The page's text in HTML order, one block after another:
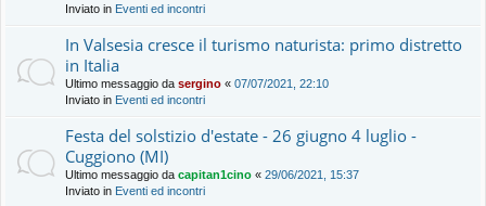
Inviato in Eventi ed incontri
In Valsesia cresce il turismo naturista: primo distretto
in Italia
Ultimo messaggio da sergino « 07/07/2021, 22:10
Inviato in Eventi ed incontri
Festa del solstizio d'estate - 26 giugno 4 luglio -
Cuggiono (MI)
Ultimo messaggio da capitan1cino « 29/06/2021, 15:37
Inviato in Eventi ed incontri